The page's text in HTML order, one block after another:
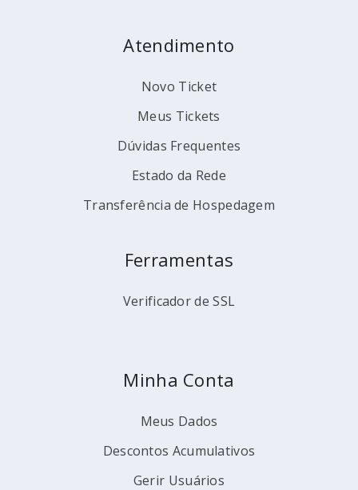
Atendimento
Novo Ticket
Meus Tickets
Dúvidas Frequentes
Estado da Rede
Transferência de Hospedagem
Ferramentas
Verificador de SSL
Minha Conta
Meus Dados
Descontos Acumulativos
Gerir Usuários